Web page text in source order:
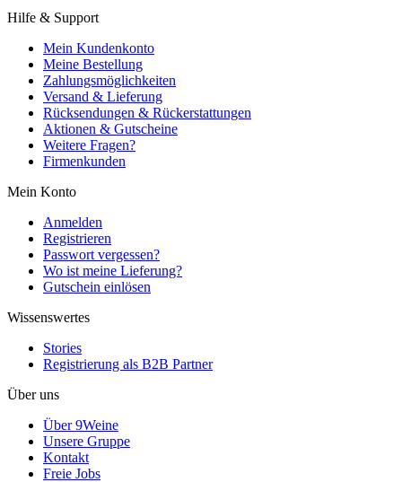
Hilfe & Support
Mein Kundenkonto
Meine Bestellung
Zahlungsmöglichkeiten
Versand & Lieferung
Rücksendungen & Rückerstattungen
Aktionen & Gutscheine
Weitere Fragen?
Firmenkunden
Mein Konto
Anmelden
Registrieren
Passwort vergessen?
Wo ist meine Lieferung?
Gutschein einlösen
Wissenswertes
Stories
Registrierung als B2B Partner
Über uns
Über 9Weine
Unsere Gruppe
Kontakt
Freie Jobs